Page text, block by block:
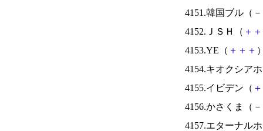
4151.韓国ブル（ －
4152.ＪＳＨ（ ＋ ＋
4153.YE（ ＋ ＋ ＋
4154.キオクシア
4155.イビデン（ ＋
4156.かさくま（ －
4157.エターナル